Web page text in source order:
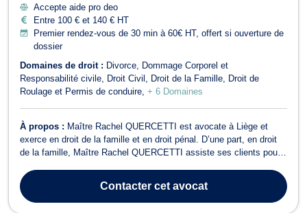
Accepte aide pro deo
Entre 100 € et 140 € HT
Premier rendez-vous de 30 min à 60€ HT, offert si ouverture de
dossier
Domaines de droit : Divorce
Dommage Corporel et
Responsabilité civile
Droit Civil Droit de la Famille
Droit de
Roulage et Permis de conduire + 6 Domaines
À propos : Maître Rachel QUERCETTI est avocate à Liège et
exerce en droit de la famille et en droit pénal. D’une part, en droit
de la famille, Maître Rachel QUERCETTI assiste ses clients pour
pension alimentaire. Compétente en droit de la jeunesse, elle
s’occupe aus...
Contactercet avocat